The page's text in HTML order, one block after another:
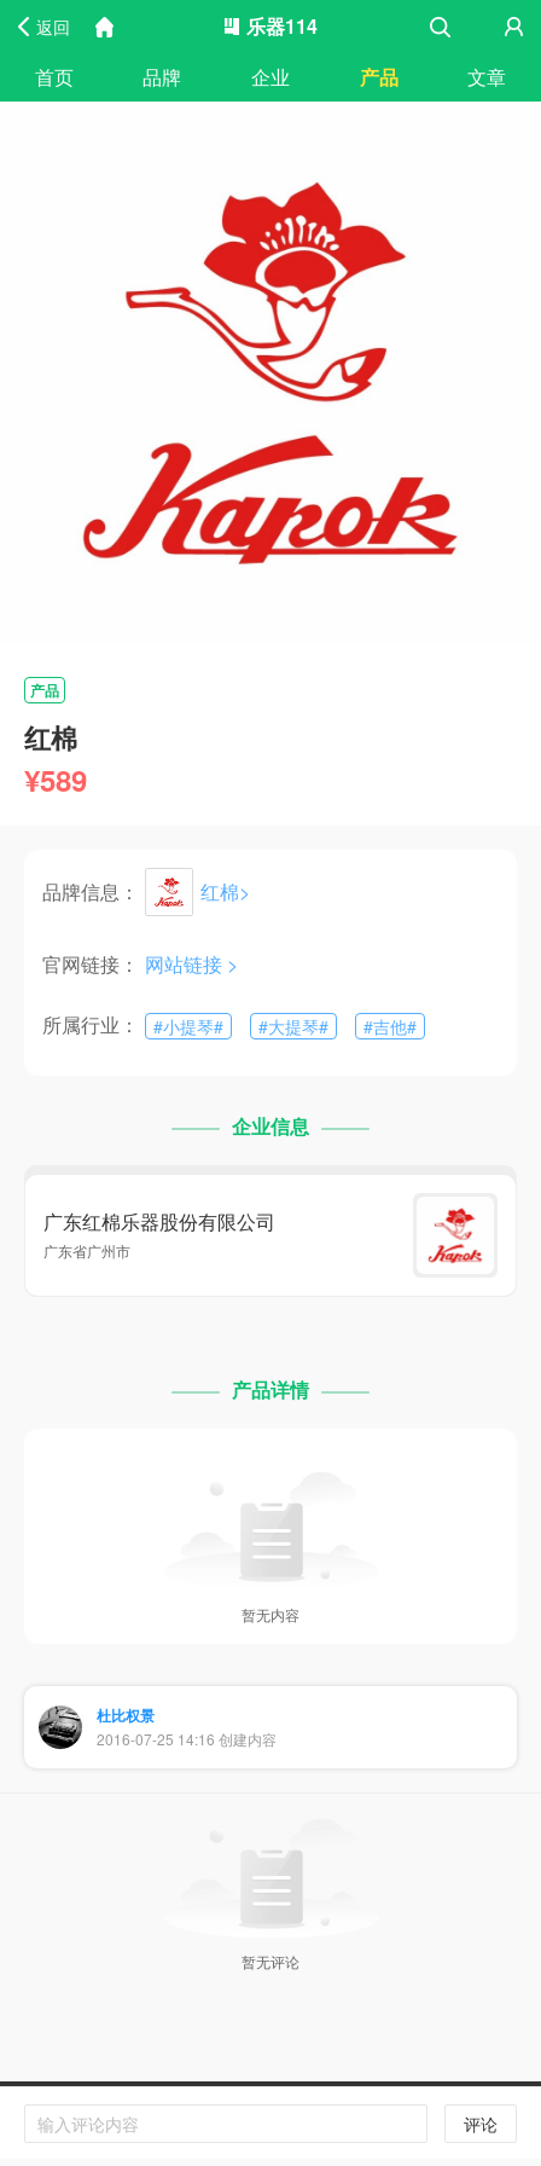
返回
乐器114
首页
品牌 企业 产品 文章
产品
红棉
¥589
品牌信息： 红棉>
官网链接： 网站链接 >
所属行业： #小提琴# #大提琴# #吉他#
企业信息
广东红棉乐器股份有限公司
广东省广州市
产品详情
暂无内容
杜比权景
2016-07-25 14:16 创建内容
暂无评论
评论
Copyright © 扬州国筝文化传媒有限公司 版权所有